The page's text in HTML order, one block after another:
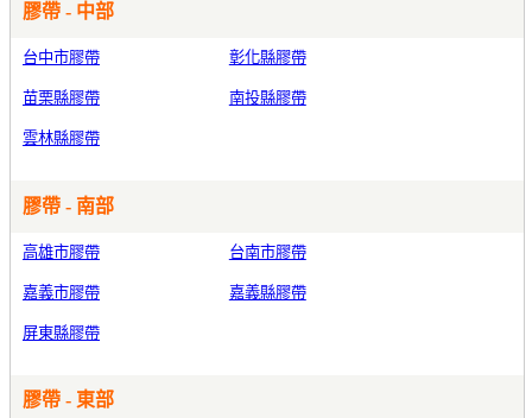
膠帶 - 中部
台中市膠帶 彰化縣膠帶
苗栗縣膠帶 南投縣膠帶
雲林縣膠帶
膠帶 - 南部
高雄市膠帶 台南市膠帶
嘉義市膠帶 嘉義縣膠帶
屏東縣膠帶
膠帶 - 東部